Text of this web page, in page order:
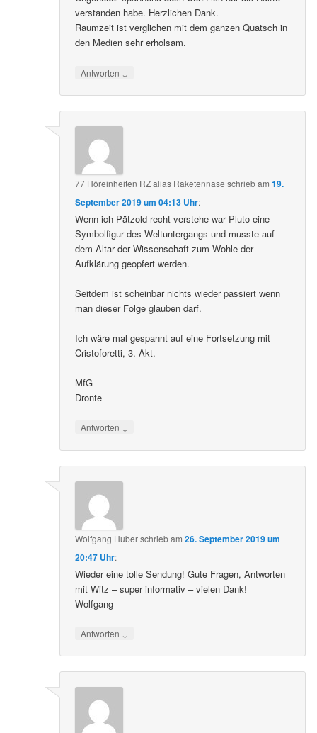
verstanden habe. Herzlichen Dank.
Raumzeit ist verglichen mit dem ganzen Quatsch in
den Medien sehr erholsam.
Antworten ↓
77 Höreinheiten RZ alias Raketennase schriebam19.
September 2019 um 04:13 Uhr:
Wenn ich Pätzold recht verstehe war Pluto eine
Symbolfigur des Weltuntergangs und musste auf
dem Altar der Wissenschaft zum Wohle der
Aufklärung geopfert werden.
Seitdem ist scheinbar nichts wieder passiert wenn
man dieser Folge glauben darf.
Ich wäre mal gespannt auf eine Fortsetzung mit
Cristoforetti, 3. Akt.
MfG
Dronte
Antworten ↓
Wolfgang Huberschriebam26. September 2019 um
20:47 Uhr:
Wieder eine tolle Sendung! Gute Fragen, Antworten
mit Witz – super informativ – vielen Dank!
Wolfgang
Antworten ↓